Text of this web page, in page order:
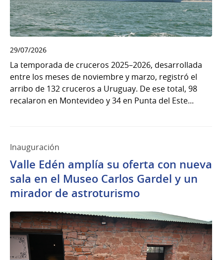
29/07/2026
La temporada de cruceros 2025–2026, desarrollada
entre los meses de noviembre y marzo, registró el
arribo de 132 cruceros a Uruguay. De ese total, 98
recalaron en Montevideo y 34 en Punta del Este...
Inauguración
Valle Edén amplía su oferta con nueva
sala en el Museo Carlos Gardel y un
mirador de astroturismo